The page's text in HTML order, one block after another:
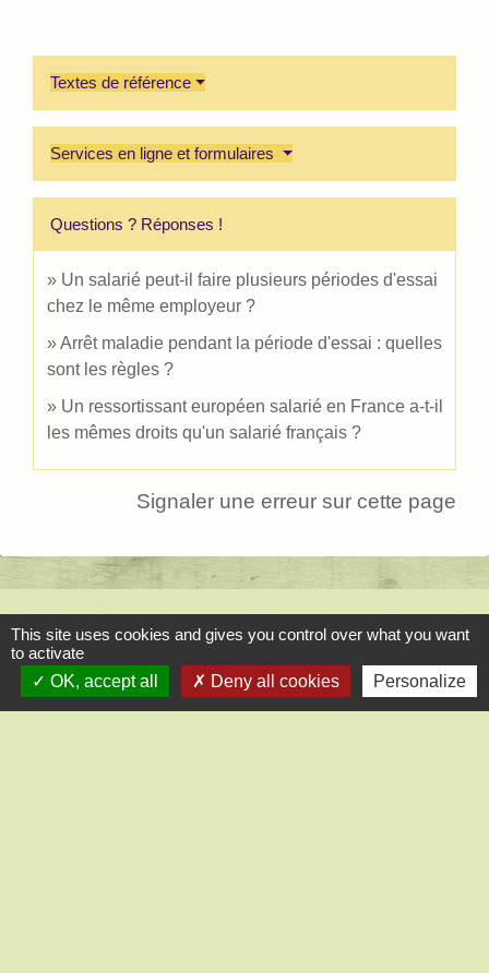
Textes de référence
Services en ligne et formulaires
Questions ? Réponses !
Un salarié peut-il faire plusieurs périodes d'essai
chez le même employeur ?
Arrêt maladie pendant la période d'essai : quelles
sont les règles ?
Un ressortissant européen salarié en France a-t-il
les mêmes droits qu'un salarié français ?
Signaler une erreur sur cette page
Contact
Mairie de Saint-Lucien
1, chemin de la Tour
This site uses cookies and gives you control over what you want
to activate
OK, accept all
Deny all cookies Personalize